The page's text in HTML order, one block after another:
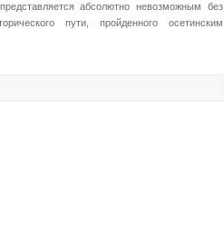
абсолютно невозможным без
пути, пройденного осетинским